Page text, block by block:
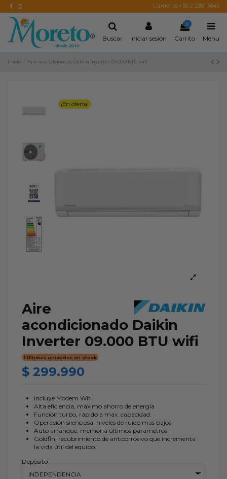
Llamenos +56 2 2881 3845
Buscar Iniciar sesión
0
Carrito Menu
Inicio Aire acondicionado Daikin Inverter 09.000 BTU wifi
¡En oferta!
Aire
acondicionado Daikin
Inverter 09.000 BTU wifi
Últimas unidades en stock
$ 299.990
Incluye Modem Wifi
Alta eficiencia, máximo ahorro de energía
Función turbo, rápido a max. capacidad.
Operación silenciosa, niveles de ruido mas bajos
Auto arranque, memoria últimos parámetros
Goldfin, recubrimiento de anticorrosivo que incrementa
la vida útil del equipo.
Depósito